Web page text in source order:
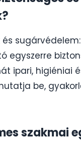
és
egyszerre
ipari, higiéniai
be,
szakmai